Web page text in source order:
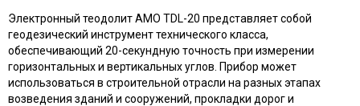
Электронный теодолит AMO TDL-20 представляет собой
геодезический инструмент технического класса,
обеспечивающий 20-секундную точность при измерении
горизонтальных и вертикальных углов. Прибор может
использоваться в строительной отрасли на разных этапах
возведения зданий и сооружений, прокладки дорог и